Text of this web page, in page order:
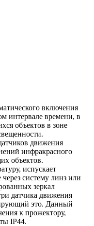
включения
интервале времени, в
объектов в зоне
движения
инфракрасного
объектов.
испускает
систему линз или
зеркал
датчика движения
это. Данный
к прожектору,
IP44.